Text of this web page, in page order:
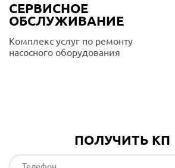
СЕРВИСНОЕ
ОБСЛУЖИВАНИЕ
Комплекс услуг по ремонту
насосного оборудования
ПОЛУЧИТЬ КП